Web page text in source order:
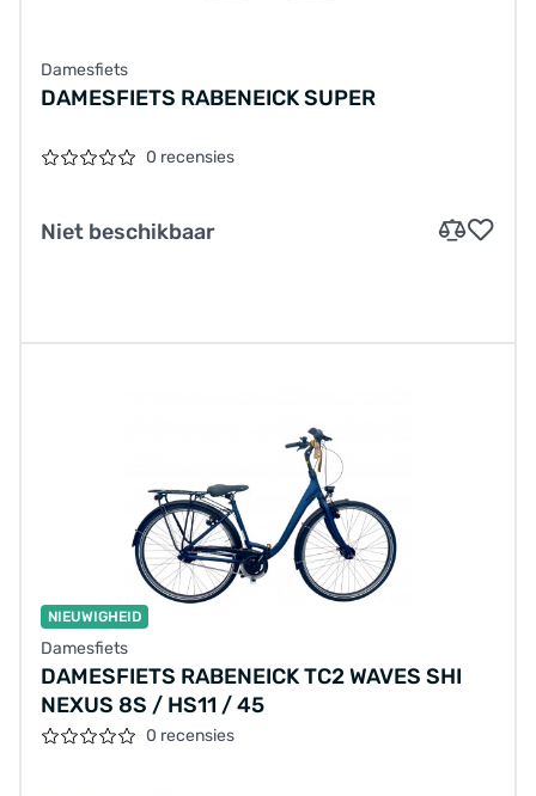
Damesfiets
DAMESFIETS RABENEICK SUPER
0 recensies
Niet beschikbaar
NIEUWIGHEID
Damesfiets
DAMESFIETS RABENEICK TC2 WAVES SHI
NEXUS 8S / HS11 / 45
0 recensies